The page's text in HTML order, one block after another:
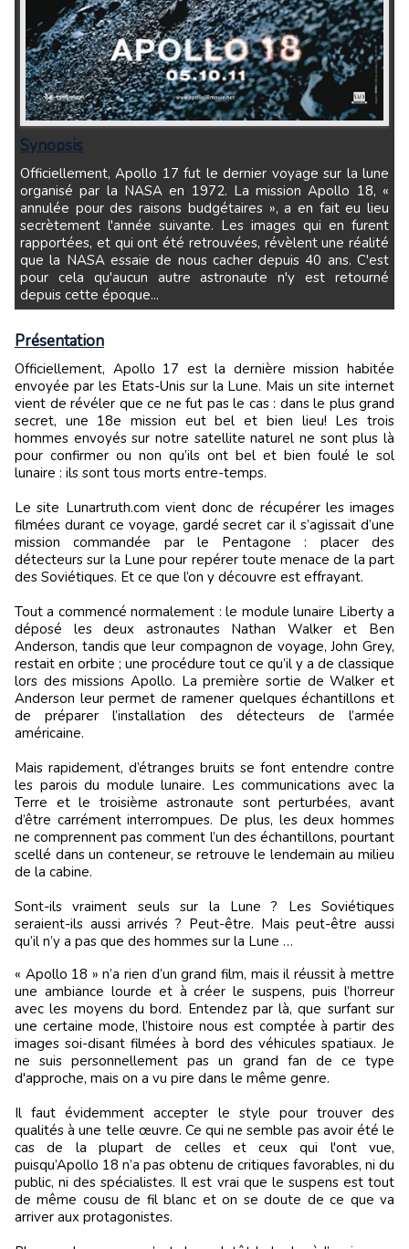
Synopsis
Officiellement, Apollo 17 fut le dernier voyage sur la lune
organisé par la NASA en 1972. La mission Apollo 18, «
annulée pour des raisons budgétaires », a en fait eu lieu
secrètement l'année suivante. Les images qui en furent
rapportées, et qui ont été retrouvées, révèlent une réalité
que la NASA essaie de nous cacher depuis 40 ans. C'est
pour cela qu'aucun autre astronaute n'y est retourné
depuis cette époque...
Présentation
Officiellement, Apollo 17 est la dernière mission habitée
envoyée par les Etats-Unis sur la Lune. Mais un site internet
vient de révéler que ce ne fut pas le cas : dans le plus grand
secret, une 18e mission eut bel et bien lieu! Les trois
hommes envoyés sur notre satellite naturel ne sont plus là
pour confirmer ou non qu’ils ont bel et bien foulé le sol
lunaire : ils sont tous morts entre-temps.
Le site Lunartruth.com vient donc de récupérer les images
filmées durant ce voyage, gardé secret car il s’agissait d’une
mission commandée par le Pentagone : placer des
détecteurs sur la Lune pour repérer toute menace de la part
des Soviétiques. Et ce que l’on y découvre est effrayant.
Tout a commencé normalement : le module lunaire Liberty a
déposé les deux astronautes Nathan Walker et Ben
Anderson, tandis que leur compagnon de voyage, John Grey,
restait en orbite ; une procédure tout ce qu’il y a de classique
lors des missions Apollo. La première sortie de Walker et
Anderson leur permet de ramener quelques échantillons et
de préparer l’installation des détecteurs de l’armée
américaine.
Mais rapidement, d’étranges bruits se font entendre contre
les parois du module lunaire. Les communications avec la
Terre et le troisième astronaute sont perturbées, avant
d’être carrément interrompues. De plus, les deux hommes
ne comprennent pas comment l’un des échantillons, pourtant
scellé dans un conteneur, se retrouve le lendemain au milieu
de la cabine.
Sont-ils vraiment seuls sur la Lune ? Les Soviétiques
seraient-ils aussi arrivés ? Peut-être. Mais peut-être aussi
qu’il n’y a pas que des hommes sur la Lune …
« Apollo 18 » n’a rien d’un grand film, mais il réussit à mettre
une ambiance lourde et à créer le suspens, puis l’horreur
avec les moyens du bord. Entendez par là, que surfant sur
une certaine mode, l’histoire nous est comptée à partir des
images soi-disant filmées à bord des véhicules spatiaux. Je
ne suis personnellement pas un grand fan de ce type
d'approche, mais on a vu pire dans le même genre.
Il faut évidemment accepter le style pour trouver des
qualités à une telle œuvre. Ce qui ne semble pas avoir été le
cas de la plupart de celles et ceux qui l'ont vue,
puisqu’Apollo 18 n’a pas obtenu de critiques favorables, ni du
public, ni des spécialistes. Il est vrai que le suspens est tout
de même cousu de fil blanc et on se doute de ce que va
arriver aux protagonistes.